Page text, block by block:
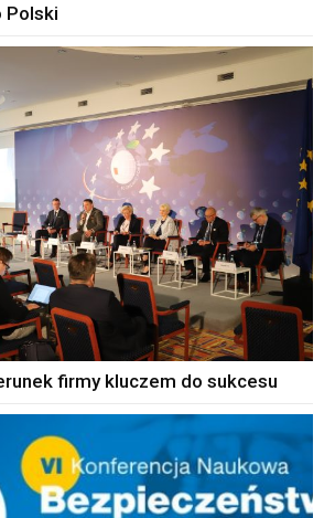
Polski
firmy kluczem do sukcesu